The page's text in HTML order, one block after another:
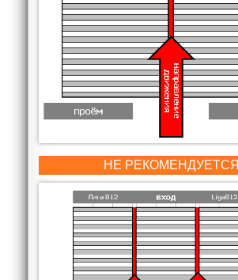
НЕ РЕКОМЕНДУЕТСЯ